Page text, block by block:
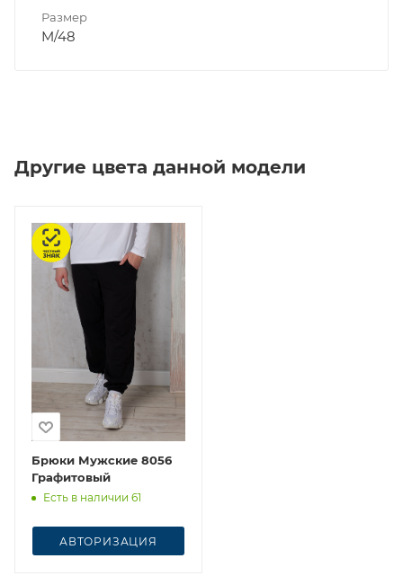
Другие цвета данной модели
Честный знак
Брюки Мужские 8056
Графитовый
Есть в наличии 61
АВТОРИЗАЦИЯ
Размер
M/48